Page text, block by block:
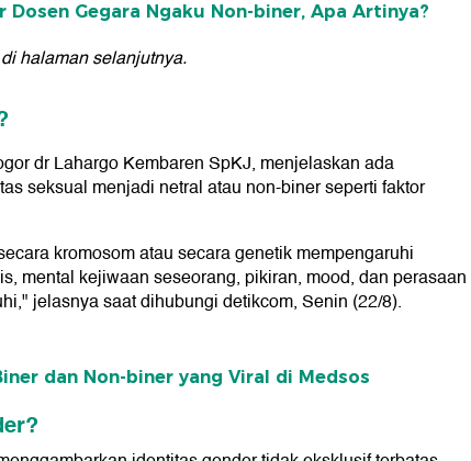
Dosen Gegara Ngaku Non-biner, Apa Artinya?
halaman selanjutnya.
dr Lahargo Kembaren SpKJ, menjelaskan ada
seksual menjadi netral atau non-biner seperti faktor
kromosom atau secara genetik mempengaruhi
mental kejiwaan seseorang, pikiran, mood, dan perasaan
jelasnya saat dihubungi detikcom, Senin (22/8).
dan Non-biner yang Viral di Medsos